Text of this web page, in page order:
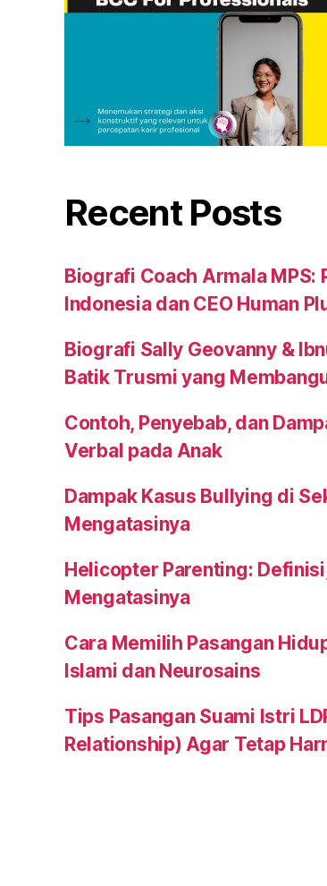
Recent Posts
Biografi Coach Armala MPS:
Indonesia dan CEO Human
Biografi Sally Geovanny &
Batik Trusmi yang
Contoh, Penyebab, dan
Verbal pada Anak
Dampak Kasus Bullying di
Mengatasinya
Helicopter Parenting:
Mengatasinya
Cara Memilih Pasangan
Islami dan Neurosains
Tips Pasangan Suami Istri
Relationship) Agar Tetap